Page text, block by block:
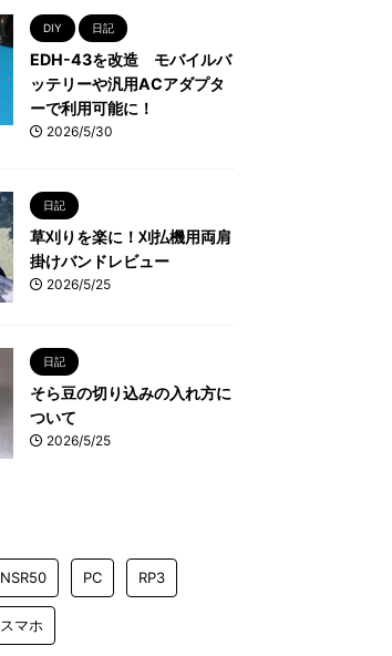
DIY 日記
EDH-43を改造 モバイルバ
ッテリーや汎用ACアダプタ
ーで利用可能に！
2026/5/30
日記
草刈りを楽に！刈払機用両肩
掛けバンドレビュー
2026/5/25
日記
そら豆の切り込みの入れ方に
ついて
2026/5/25
NSR50 PC RP3
スマホ